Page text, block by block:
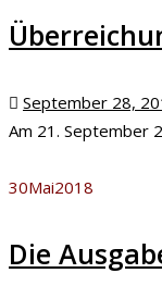
Posted
on
September 28,
Am 21. September
30Mai2018
Die